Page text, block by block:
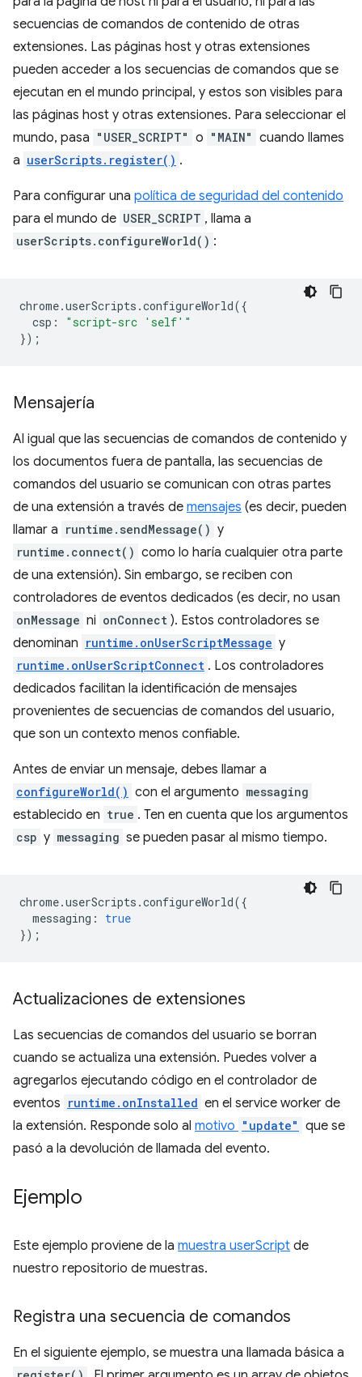
secuencias de comandos de contenido de otras
extensiones. Las páginas host y otras extensiones
pueden acceder a los secuencias de comandos que se
ejecutan en el mundo principal, y estos son visibles para
las páginas host y otras extensiones. Para seleccionar el
mundo, pasa "USER_SCRIPT" o "MAIN" cuando llames
a userScripts.register() .
Para configurar una política de seguridad del contenido
para el mundo de USER_SCRIPT , llama a
userScripts.configureWorld() :
chrome.userScripts .configureWorld({
csp :
"script-src 'self'"
});
Mensajería
Al igual que las secuencias de comandos de contenido y
los documentos fuera de pantalla, las secuencias de
comandos del usuario se comunican con otras partes
de una extensión a través de mensajes (es decir, pueden
llamar a runtime.sendMessage() y
runtime.connect() como lo haría cualquier otra parte
de una extensión). Sin embargo, se reciben con
controladores de eventos dedicados (es decir, no usan
onMessage ni onConnect ). Estos controladores se
denominan runtime.onUserScriptMessage y
runtime.onUserScriptConnect . Los controladores
dedicados facilitan la identificación de mensajes
provenientes de secuencias de comandos del usuario,
que son un contexto menos confiable.
Antes de enviar un mensaje, debes llamar a
configureWorld() con el argumento messaging
establecido en true . Ten en cuenta que los argumentos
csp y messaging se pueden pasar al mismo tiempo.
chrome.userScripts .configureWorld({
messaging :
true
});
Actualizaciones de extensiones
Las secuencias de comandos del usuario se borran
cuando se actualiza una extensión. Puedes volver a
agregarlos ejecutando código en el controlador de
eventos runtime.onInstalled en el service worker de
la extensión. Responde solo al motivo "update" que se
pasó a la devolución de llamada del evento.
Ejemplo
Este ejemplo proviene de la muestra userScript de
nuestro repositorio de muestras.
Registra una secuencia de comandos
En el siguiente ejemplo, se muestra una llamada básica a